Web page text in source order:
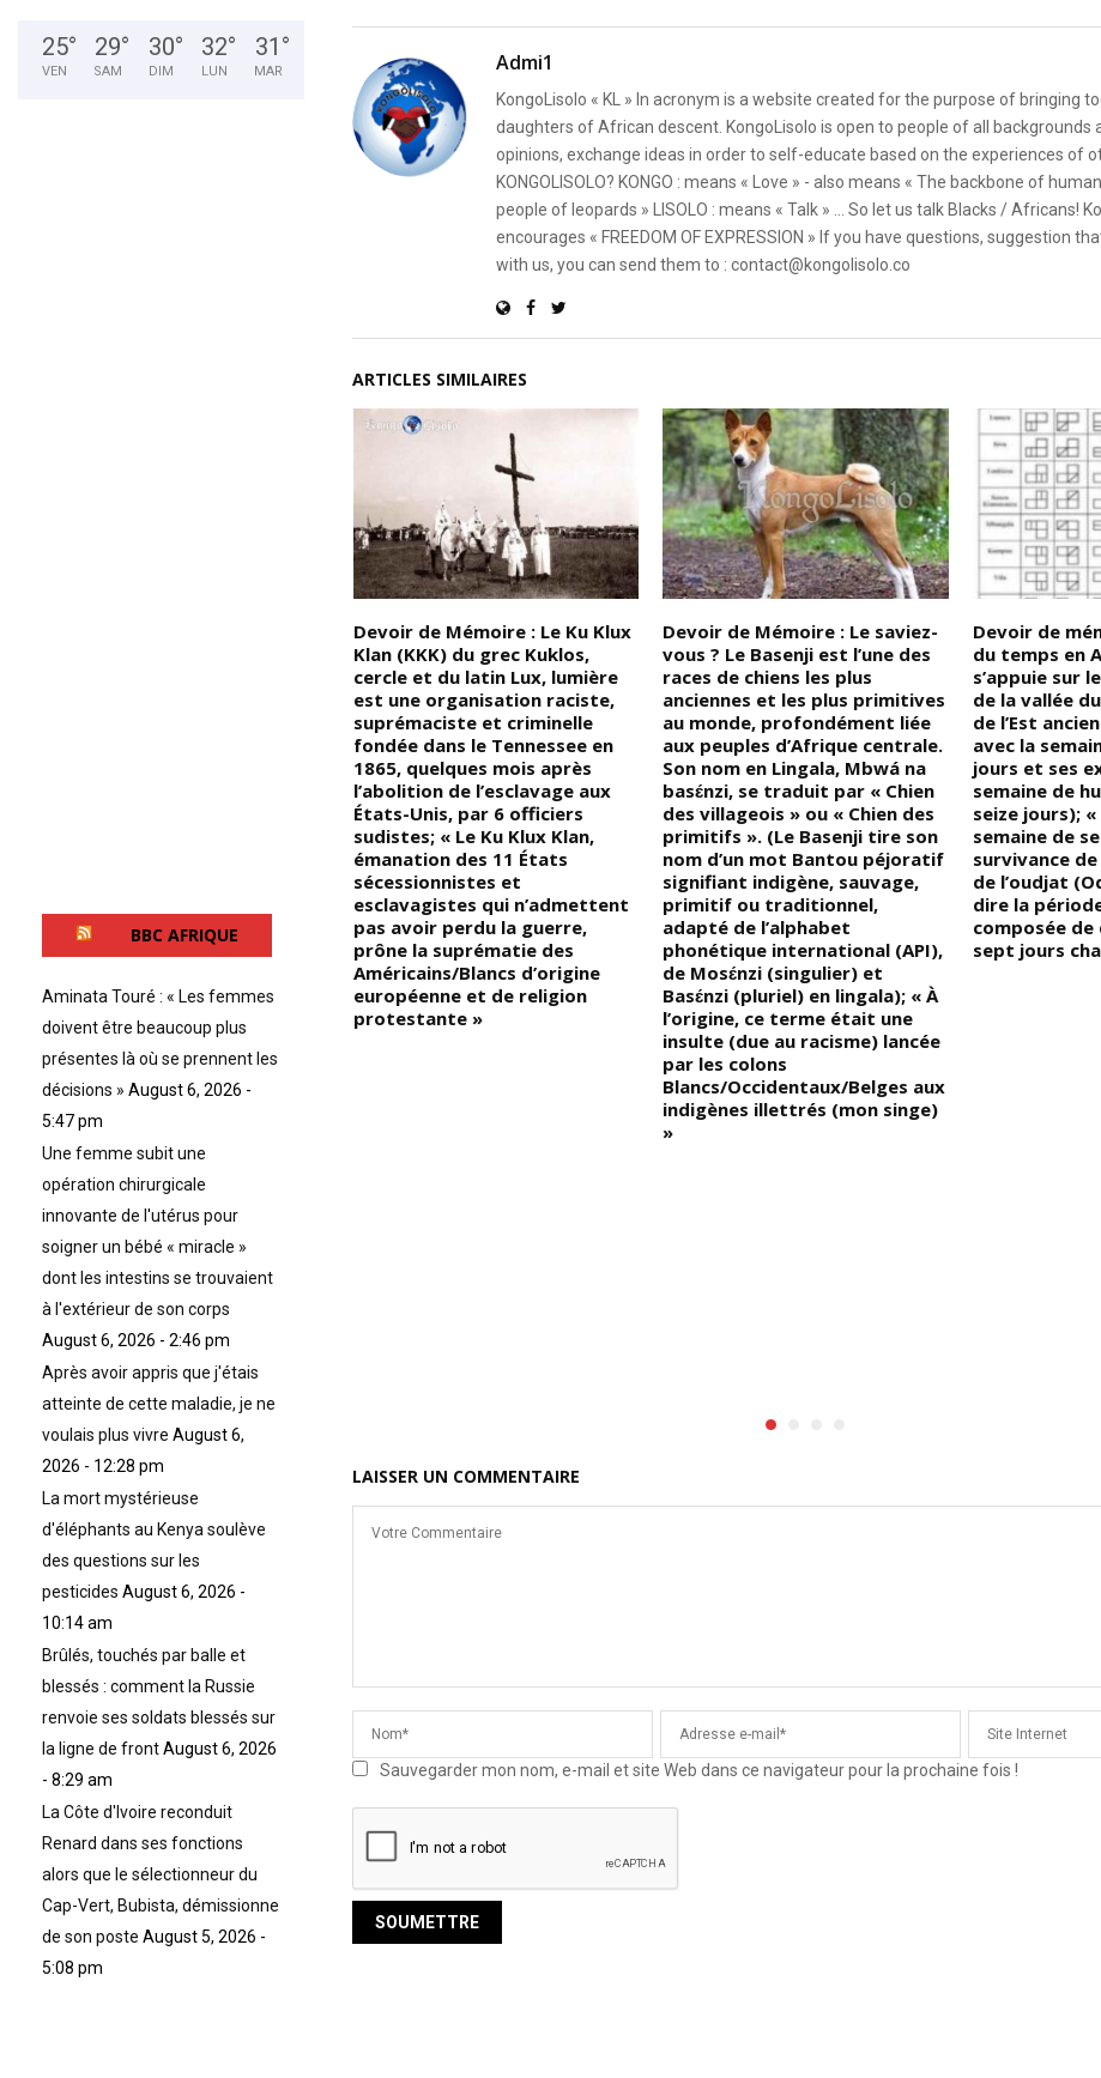
Admi1
KongoLisolo « KL » In acronym is a website created for the purpose of bringing
daughters of African descent. KongoLisolo is open to people of all backgrounds
opinions, exchange ideas in order to self-educate based on the experiences of
KONGOLISOLO? KONGO : means « Love » - also means « The backbone of
people of leopards » LISOLO : means « Talk » ... So let us talk Blacks / Africans!
encourages « FREEDOM OF EXPRESSION » If you have questions, suggestion
with us, you can send them to : contact@kongolisolo.co
ARTICLES SIMILAIRES
propre mode d’action; Martin
Luther King est présenté
inspiré par la lutte non-
violente du Mahatma Gandhi,
tandis que le portrait de
Malcolm X est brossé sur fond
de révolution violente); « En
disant que Martin Luther King
était non-violent et que
Malcolm X était violent,
admettons-le, mais l’important
est de souligner qu’en fin de
compte, tous deux ont été
assassinés; (la question que
l’on se pose alors est : quel
mode de lutte était finalement
acceptable en Amérique, pour
les Blancs/Américains ?) » …
(VIDÉO)
Devoir de Mémoire : Le Ku Klux
Klan (KKK) du grec Kuklos,
cercle et du latin Lux, lumière
est une organisation raciste,
suprémaciste et criminelle
fondée dans le Tennessee en
1865, quelques mois après
l’abolition de l’esclavage aux
États-Unis, par 6 officiers
sudistes; « Le Ku Klux Klan,
émanation des 11 États
sécessionnistes et
esclavagistes qui n’admettent
pas avoir perdu la guerre,
prône la suprématie des
Américains/Blancs d’origine
européenne et de religion
protestante »
Devoir de Mémoire : Le saviez-
vous ? Le Basenji est l’une des
races de chiens les plus
anciennes et les plus primitives
au monde, profondément liée
aux peuples d’Afrique centrale.
Son nom en Lingala, Mbwá na
basɛ́nzi, se traduit par « Chien
des villageois » ou « Chien des
primitifs ». (Le Basenji tire son
nom d’un mot Bantou péjoratif
signifiant indigène, sauvage,
primitif ou traditionnel,
adapté de l’alphabet
phonétique international (API),
de Mosɛ́nzi (singulier) et
Basɛ́nzi (pluriel) en lingala); « À
l’origine, ce terme était une
insulte (due au racisme) lancée
par les colons
Blancs/Occidentaux/Belges aux
indigènes illettrés (mon singe)
»
Devoir de
du temps en
s’appuie sur
de la vallée
de l’Est
avec la
jours et ses
semaine de
seize jours);
semaine de
survivance
de l’oudjat
dire la
composée
sept jours
LAISSER UN COMMENTAIRE
Sauvegarder mon nom, e-mail et site Web dans ce navigateur pour la prochaine fois !
25°
VEN
29°
SAM
30°
DIM
32°
LUN
31 °
MAR
BBC AFRIQUE
Aminata Touré : « Les femmes
doivent être beaucoup plus
présentes là où se prennent les
décisions » August 6, 2026 -
5:47 pm
Une femme subit une
opération chirurgicale
innovante de l'utérus pour
soigner un bébé « miracle »
dont les intestins se trouvaient
à l'extérieur de son corps
August 6, 2026 - 2:46 pm
Après avoir appris que j'étais
atteinte de cette maladie, je ne
voulais plus vivre August 6,
2026 - 12:28 pm
La mort mystérieuse
d'éléphants au Kenya soulève
des questions sur les
pesticides August 6, 2026 -
10:14 am
Brûlés, touchés par balle et
blessés : comment la Russie
renvoie ses soldats blessés sur
la ligne de frontAugust 6, 2026
- 8:29 am
La Côte d'Ivoire reconduit
Renard dans ses fonctions
alors que le sélectionneur du
Cap-Vert, Bubista, démissionne
de son poste August 5, 2026 -
5:08 pm